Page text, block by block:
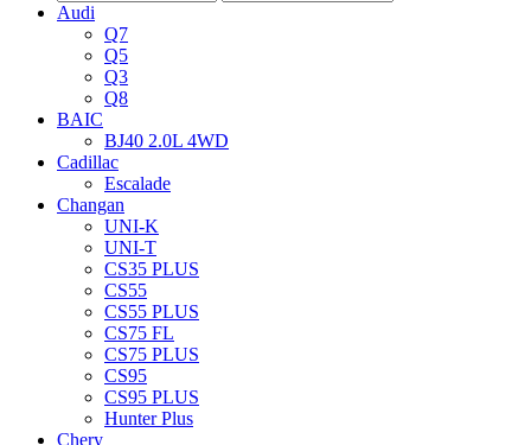
Audi
Q7
Q5
Q3
Q8
BAIC
BJ40 2.0L 4WD
Cadillac
Escalade
Changan
UNI-K
UNI-T
CS35 PLUS
CS55
CS55 PLUS
CS75 FL
CS75 PLUS
CS95
CS95 PLUS
Hunter Plus
Chery